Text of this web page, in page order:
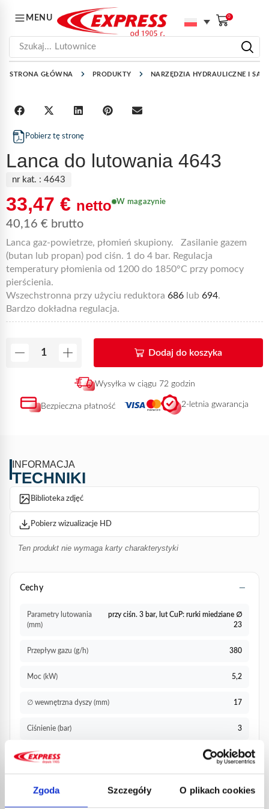
Zgoda Szczegóły O plikach cookies
MENU 0
Szukaj... Lutownice
STRONA GŁÓWNA PRODUKTY NARZĘDZIA HYDRAULICZNE I
Pobierz tę stronę
Lanca do lutowania 4643
nr kat. : 4643
33,47 € netto
40,16 € brutto
W magazynie
Lanca gaz-powietrze, płomień skupiony. Zasilanie gazem
(butan lub propan) pod ciśn. 1 do 4 bar. Regulacja
temperatury płomienia od 1200 do 1850°C przy pomocy
pierścienia.
Wszechstronna przy użyciu reduktora 686 lub 694.
Bardzo dokładna regulacja.
Dodaj do koszyka
Wysyłka w ciągu 72 godzin
Bezpieczna płatność 2-letnia gwarancja
INFORMACJA
TECHNIKI
Biblioteka zdjęć
Pobierz wizualizacje HD
Ten produkt nie wymaga karty charakterystyki
Cechy
Parametry lutowania
(mm)
przy ciśn. 3 bar, lut CuP: rurki miedziane ∅
23
Przepływ gazu (g/h) 380
Moc (kW) 5,2
∅ wewnętrzna dyszy (mm) 17
Ciśnienie (bar) 3
Pokrewne
produkty
Rękojeści nr kat. 500 / 5600 / 600 / 602 / 605 /
606 / 615 / 615T